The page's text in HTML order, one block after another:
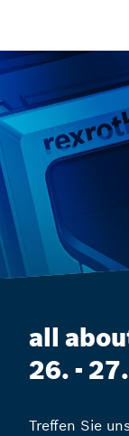
all
26. -
Treffen Sie